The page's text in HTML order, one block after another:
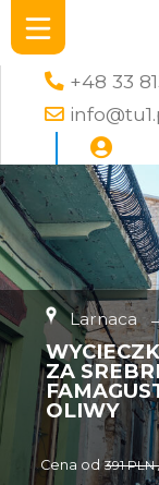
+48 33
Larnaca
ZA
OLIWY
Cena od 391